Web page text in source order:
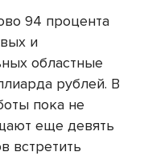
94 процента
и
областные
рублей. В
пока не
еще девять
встретить